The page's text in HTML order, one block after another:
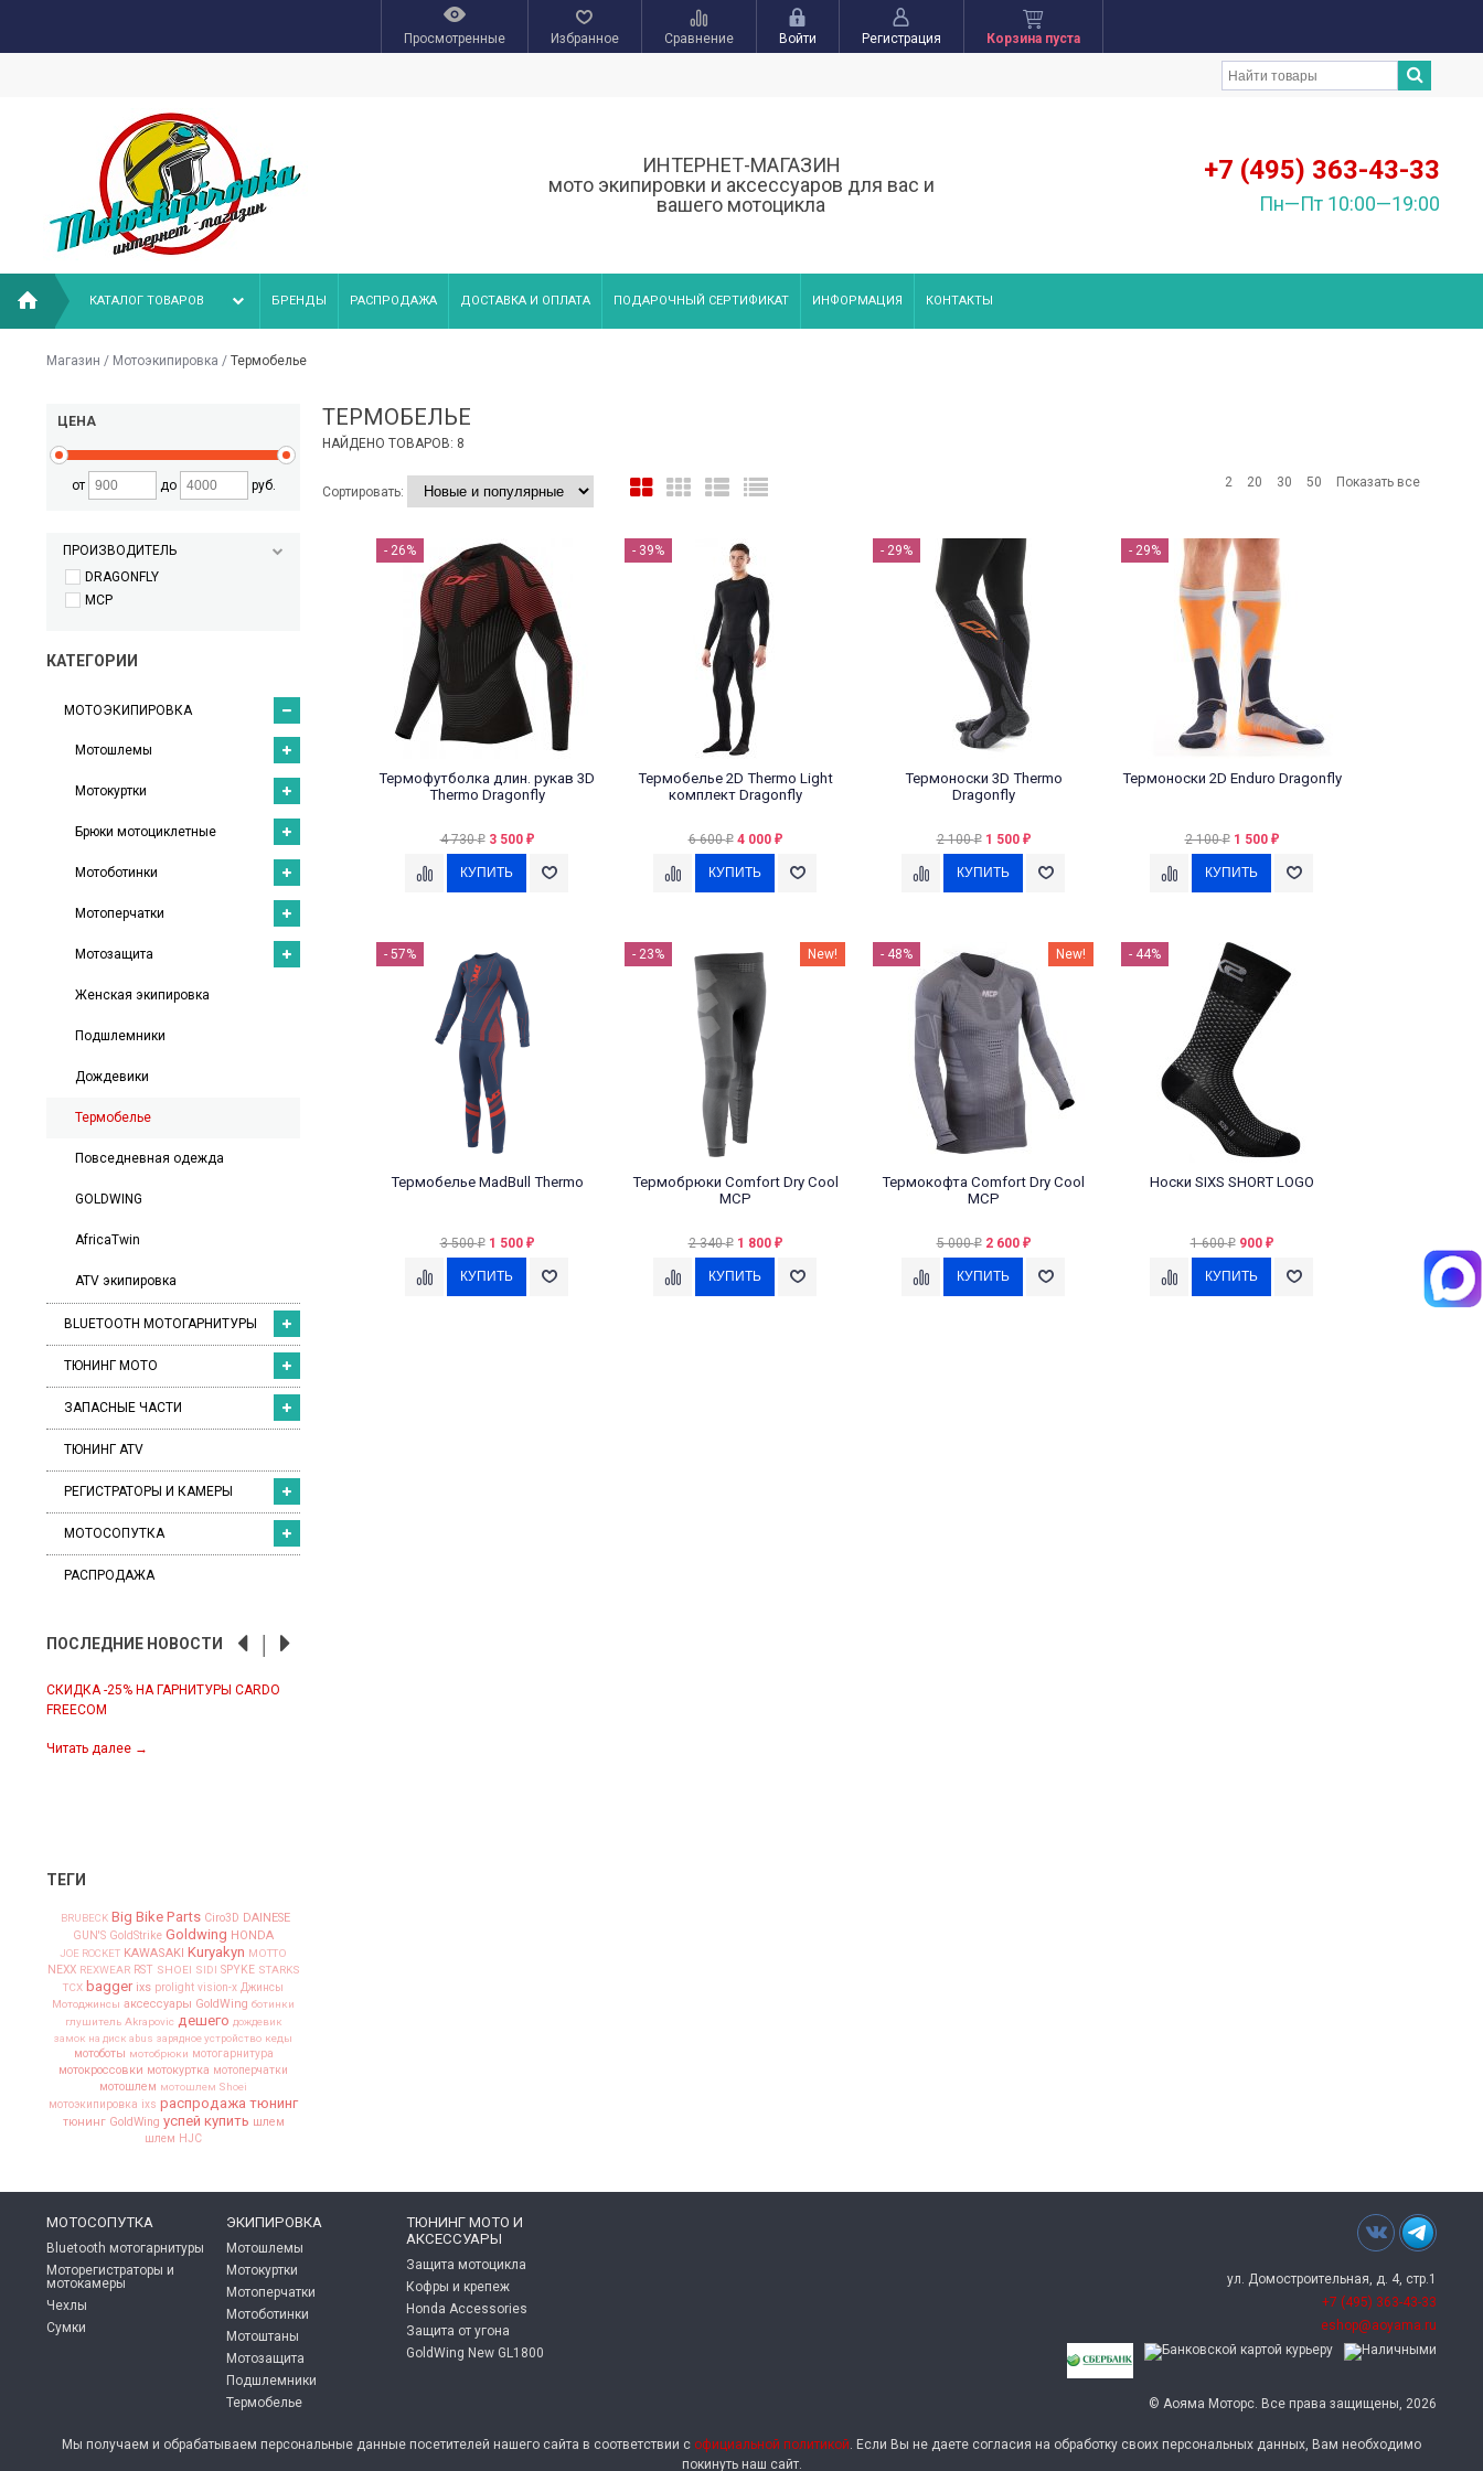
Просмотренные Избранное Сравнение Войти Регистрация Корзина пуста
ИНТЕРНЕТ-МАГАЗИН
мото экипировки и аксессуаров для вас и
вашего мотоцикла
+7 (495) 363-43-33
Пн—Пт 10:00—19:00
КАТАЛОГ ТОВАРОВ БРЕНДЫ РАСПРОДАЖА ДОСТАВКА И ОПЛАТА ПОДАРОЧНЫЙ СЕРТИФИКАТ ИНФОРМАЦИЯ КОНТАКТЫ
Магазин / Мотоэкипировка / Термобелье
ЦЕНА
от до руб.
ПРОИЗВОДИТЕЛЬ
DRAGONFLY
MCP
КАТЕГОРИИ
МОТОЭКИПИРОВКА
Мотошлемы
Мотокуртки
Брюки мотоциклетные
Мотоботинки
Мотоперчатки
Мотозащита
Женская экипировка
Подшлемники
Дождевики
Термобелье
Повседневная одежда
GOLDWING
AfricaTwin
ATV экипировка
BLUETOOTH МОТОГАРНИТУРЫ
ТЮНИНГ МОТО
ЗАПАСНЫЕ ЧАСТИ
ТЮНИНГ ATV
РЕГИСТРАТОРЫ И КАМЕРЫ
МОТОСОПУТКА
РАСПРОДАЖА
ПОСЛЕДНИЕ НОВОСТИ
СКИДКА -25% НА ГАРНИТУРЫ CARDO
FREECOM
Читать далее →
ТЕГИ
BRUBECK Big Bike Parts Ciro3D DAINESE
GUN'S GoldStrike Goldwing HONDA
JOE ROCKET KAWASAKI Kuryakyn MOTTO
NEXX REXWEAR RST SHOEI SIDI SPYKE STARKS
TCX bagger ixs prolight vision-x Джинсы
Мотоджинсы аксессуары GoldWing ботинки
глушитель Akrapovic дешего дождевик
замок на диск abus зарядное устройство кеды
мотоботы мотобрюки мотогарнитура
мотокроссовки мотокуртка мотоперчатки
мотошлем мотошлем Shoei
мотоэкипировка ixs распродажа тюнинг
тюнинг GoldWing успей купить шлем
шлем HJC
ТЕРМОБЕЛЬЕ
НАЙДЕНО ТОВАРОВ: 8
Сортировать:
2 20 30 50 Показать все
- 26%
Термофутболка длин. рукав 3D
Thermo Dragonfly
4 730₽ 3 500 ₽
- 39%
Термобелье 2D Thermo Light
комплект Dragonfly
6 600₽ 4 000 ₽
- 29%
Термоноски 3D Thermo
Dragonfly
2 100₽ 1 500 ₽
- 29%
Термоноски 2D Enduro Dragonfly
2 100₽ 1 500 ₽
- 57%
Термобелье MadBull Thermo
3 500₽ 1 500 ₽
- 23% New!
Термобрюки Comfort Dry Cool
MCP
2 340₽ 1 800 ₽
- 48% New!
Термокофта Comfort Dry Cool
MCP
5 000₽ 2 600 ₽
- 44%
Носки SIXS SHORT LOGO
1 600₽ 900 ₽
МОТОСОПУТКА
Bluetooth мотогарнитуры
Моторегистраторы и
мотокамеры
Чехлы
Сумки
ЭКИПИРОВКА
Мотошлемы
Мотокуртки
Мотоперчатки
Мотоботинки
Мотоштаны
Мотозащита
Подшлемники
Термобелье
ТЮНИНГ МОТО И
АКСЕССУАРЫ
Защита мотоцикла
Кофры и крепеж
Honda Accessories
Защита от угона
GoldWing New GL1800
ул. Домостроительная, д. 4, стр.1
+7 (495) 363-43-33
eshop@aoyama.ru
© Аояма Моторс. Все права защищены, 2026
Мы получаем и обрабатываем персональные данные посетителей нашего сайта в соответствии с официальной политикой. Если Вы не даете согласия на обработку своих персональных данных, Вам необходимо
покинуть наш сайт.